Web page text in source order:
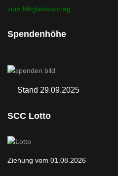
zum Mitgliedsantrag
Spendenhöhe
Stand 29.09.2025
SCC Lotto
Ziehung vom 01.08.2026